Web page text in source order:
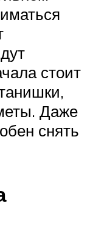
стоит
Даже
снять